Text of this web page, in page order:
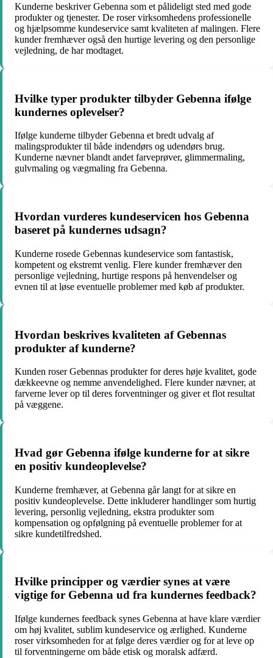
Kunderne beskriver Gebenna som et pålideligt sted med gode
produkter og tjenester. De roser virksomhedens professionelle
og hjælpsomme kundeservice samt kvaliteten af malingen. Flere
kunder fremhæver også den hurtige levering og den personlige
vejledning, de har modtaget.
Hvilke typer produkter tilbyder Gebenna ifølge
kundernes oplevelser?
Ifølge kunderne tilbyder Gebenna et bredt udvalg af
malingsprodukter til både indendørs og udendørs brug.
Kunderne nævner blandt andet farveprøver, glimmermaling,
gulvmaling og vægmaling fra Gebenna.
Hvordan vurderes kundeservicen hos Gebenna
baseret på kundernes udsagn?
Kunderne rosede Gebennas kundeservice som fantastisk,
kompetent og ekstremt venlig. Flere kunder fremhæver den
personlige vejledning, hurtige respons på henvendelser og
evnen til at løse eventuelle problemer med køb af produkter.
Hvordan beskrives kvaliteten af Gebennas
produkter af kunderne?
Kunden roser Gebennas produkter for deres høje kvalitet, gode
dækkeevne og nemme anvendelighed. Flere kunder nævner, at
farverne lever op til deres forventninger og giver et flot resultat
på væggene.
Hvad gør Gebenna ifølge kunderne for at sikre
en positiv kundeoplevelse?
Kunderne fremhæver, at Gebenna går langt for at sikre en
positiv kundeoplevelse. Dette inkluderer handlinger som hurtig
levering, personlig vejledning, ekstra produkter som
kompensation og opfølgning på eventuelle problemer for at
sikre kundetilfredshed.
Hvilke principper og værdier synes at være
vigtige for Gebenna ud fra kundernes feedback?
Ifølge kundernes feedback synes Gebenna at have klare værdier
om høj kvalitet, sublim kundeservice og ærlighed. Kunderne
roser virksomheden for at følge deres værdier og for at leve op
til forventningerne om både etisk og moralsk adfærd.